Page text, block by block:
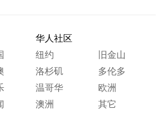
华人社区
纽约
旧金山
洛杉矶
多伦多
温哥华
欧洲
澳洲
其它